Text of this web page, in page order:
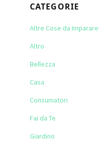
CATEGORIE
Altre Cose da Imparare
Altro
Bellezza
Casa
Consumatori
Fai da Te
Giardino